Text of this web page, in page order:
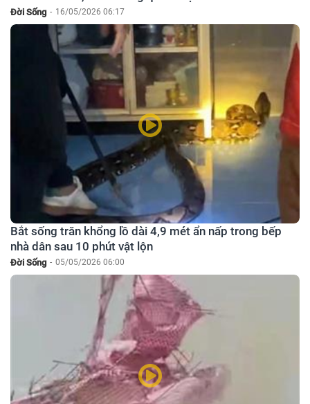
Đời Sống - 16/05/2026 06:17
Bắt sống trăn khổng lồ dài 4,9 mét ẩn nấp trong bếp
nhà dân sau 10 phút vật lộn
Đời Sống - 05/05/2026 06:00